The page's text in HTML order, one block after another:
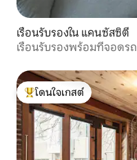
เรือนรับรองใน แคนซัสซิตี
เรือนรับรองพร้อมที่จอดรถ
โดนใจเกสต์ที่สุด
โดนใจเกสต์